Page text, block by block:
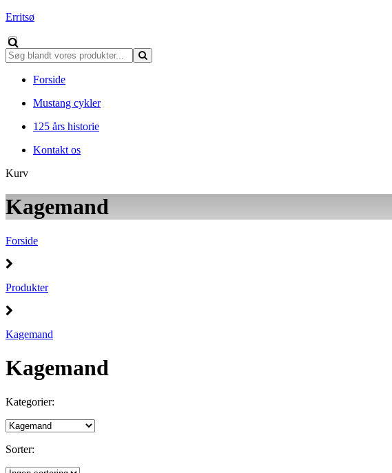
Erritsø
Forside
Mustang cykler
125 års historie
Kontakt os
Kurv
Kagemand
Forside
Produkter
Kagemand
Kagemand
Kategorier:
Sorter: